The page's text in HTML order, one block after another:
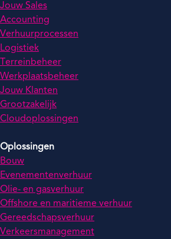
Jouw Sales
Accounting
Verhuurprocessen
Logistiek
Terreinbeheer
Werkplaatsbeheer
Jouw Klanten
Grootzakelijk
Cloudoplossingen
Oplossingen
Bouw
Evenementenverhuur
Olie- en gasverhuur
Offshore en maritieme verhuur
Gereedschapsverhuur
Verkeersmanagement